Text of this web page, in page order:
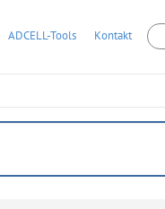
ADCELL-Tools Kontakt